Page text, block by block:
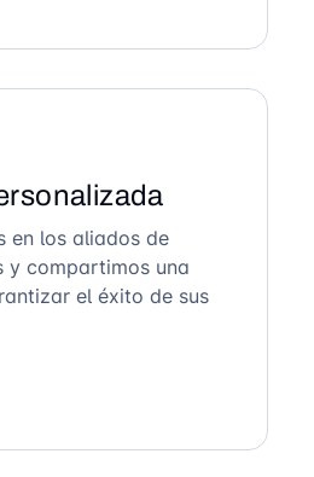
en los aliados de
y compartimos una
el éxito de sus